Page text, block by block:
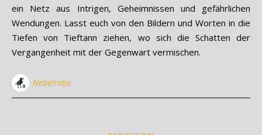
ein Netz aus Intrigen, Geheimnissen und gefährlichen
Wendungen. Lasst euch von den Bildern und Worten in die
Tiefen von Tieftann ziehen, wo sich die Schatten der
Vergangenheit mit der Gegenwart vermischen.
Nebelrabe